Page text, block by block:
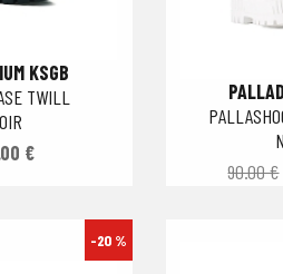
KSGB
TWILL
€
90.00 €
-20 %